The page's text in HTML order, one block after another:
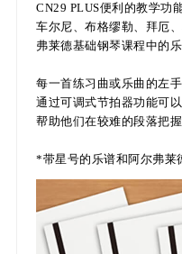
CN29 PLUS便利的教学功
车尔尼、布格缪勒、拜厄
弗莱德基础钢琴课程中的乐
每一首练习曲或乐曲的左
通过可调式节拍器功能可
帮助他们在较难的段落把握
*带星号的乐谱和阿尔弗莱